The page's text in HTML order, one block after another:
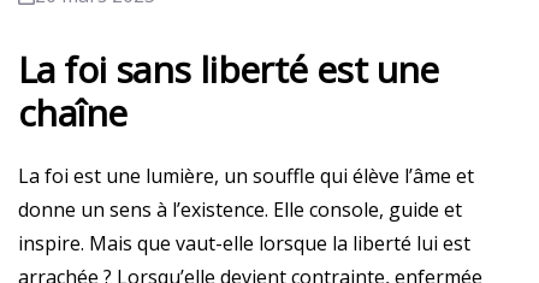
La foi sans liberté est une
chaîne
La foi est une lumière, un souffle qui élève l’âme et
donne un sens à l’existence. Elle console, guide et
inspire. Mais que vaut-elle lorsque la liberté lui est
arrachée ? Lorsqu’elle devient contrainte, enfermée